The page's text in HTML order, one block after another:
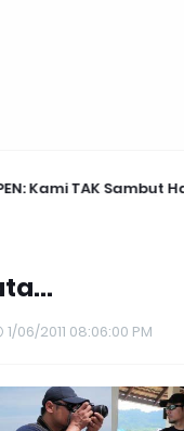
Kami TAK Sambut
1/06/2011 08:06:00 PM